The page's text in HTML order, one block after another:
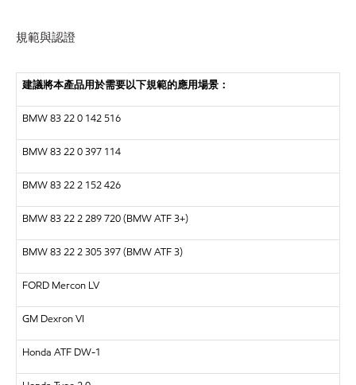
規範與認證
建議將本產品用於需要以下規範的應用場景：
BMW 83 22 0 142 516
BMW 83 22 0 397 114
BMW 83 22 2 152 426
BMW 83 22 2 289 720 (BMW ATF 3+)
BMW 83 22 2 305 397 (BMW ATF 3)
FORD Mercon LV
GM Dexron VI
Honda ATF DW-1